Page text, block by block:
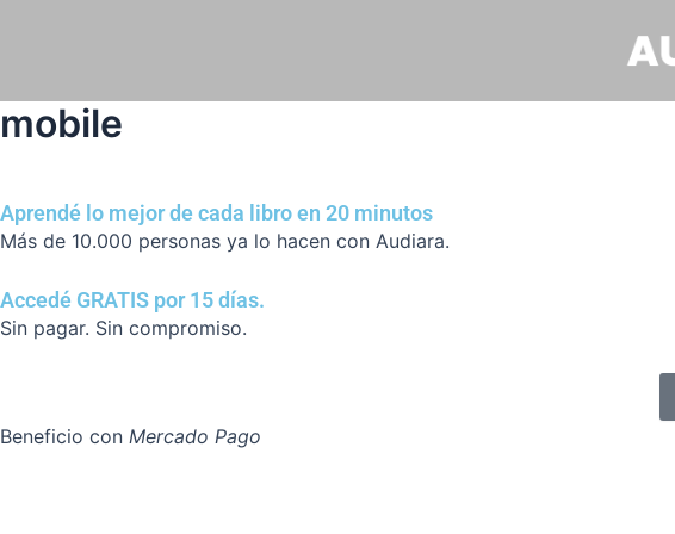
mobile
Aprendé lo mejor de cada libro en 20 minutos
Más de 10.000 personas ya lo hacen con Audiara.
Accedé GRATIS por 15 días.
Sin pagar. Sin compromiso.
Beneficio con Mercado Pago